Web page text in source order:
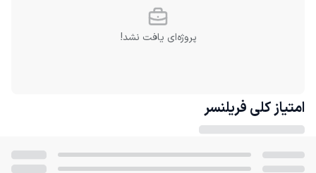
پروژه‌ای یافت نشد!
امتیاز کلی فریلنسر